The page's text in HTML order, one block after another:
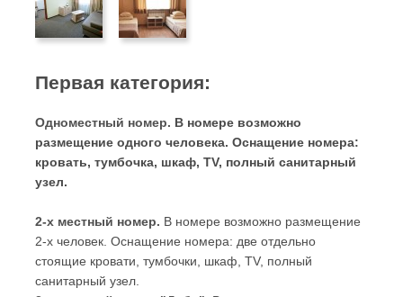
Первая категория:
Одноместный номер. В номере возможно
размещение одного человека. Оснащение номера:
кровать, тумбочка, шкаф, TV, полный санитарный
узел.
2-х местный номер. В номере возможно размещение
2-х человек. Оснащение номера: две отдельно
стоящие кровати, тумбочки, шкаф, TV, полный
санитарный узел.